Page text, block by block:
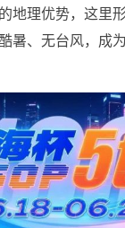
地理优势，这里
暑、无台风，成